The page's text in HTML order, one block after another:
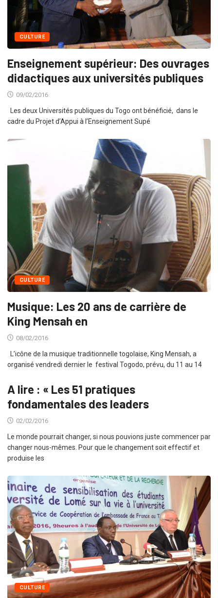
CULTURE
Enseignement supérieur: Des ouvrages
didactiques aux universités publiques
09/02/2016
Les deux Universités publiques du Togo ont bénéficié, dans le
cadre du Projet d’Appui à l’Enseignement Supé
CULTURE
Musique: Les 20 ans de carrière de
King Mensah en
08/02/2016
L’icône de la musique traditionnelle togolaise, King Mensah, a
organisé vendredi dernier le festival Togodo, prévu, du 11 au 14
A lire : « Les 51 pratiques
fondamentales des leaders
02/02/2016
Le monde pourrait changer, si nous pouvions juste commencer par
changer nous-mêmes. Pour que le changement soit effectif et
produise les
CULTURE